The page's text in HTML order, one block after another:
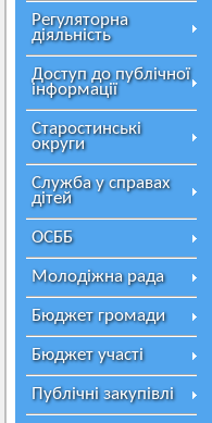
Регуляторна
діяльність
Доступ до публічної
інформації
Старостинські
округи
Служба у справах
дітей
ОСББ
Молодіжна рада
Бюджет громади
Бюджет участі
Публічні закупівлі